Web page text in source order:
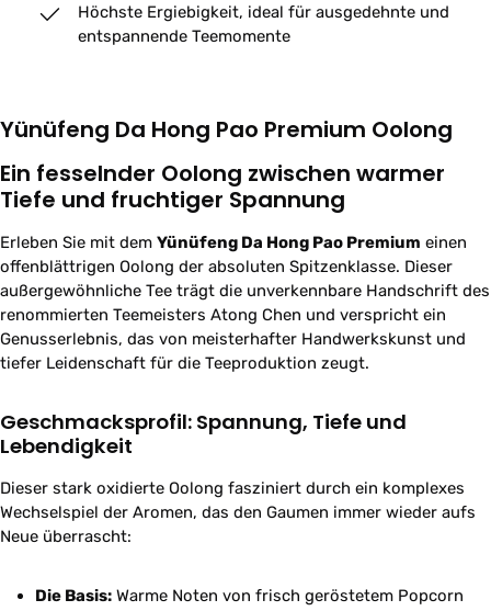
Höchste Ergiebigkeit, ideal für ausgedehnte und
entspannende Teemomente
Yünüfeng Da Hong Pao Premium Oolong
Ein fesselnder Oolong zwischen warmer
Tiefe und fruchtiger Spannung
Erleben Sie mit dem Yünüfeng Da Hong Pao Premium einen
offenblättrigen Oolong der absoluten Spitzenklasse. Dieser
außergewöhnliche Tee trägt die unverkennbare Handschrift des
renommierten Teemeisters Atong Chen und verspricht ein
Genusserlebnis, das von meisterhafter Handwerkskunst und
tiefer Leidenschaft für die Teeproduktion zeugt.
Geschmacksprofil: Spannung, Tiefe und
Lebendigkeit
Dieser stark oxidierte Oolong fasziniert durch ein komplexes
Wechselspiel der Aromen, das den Gaumen immer wieder aufs
Neue überrascht:
Die Basis: Warme Noten von frisch geröstetem Popcorn